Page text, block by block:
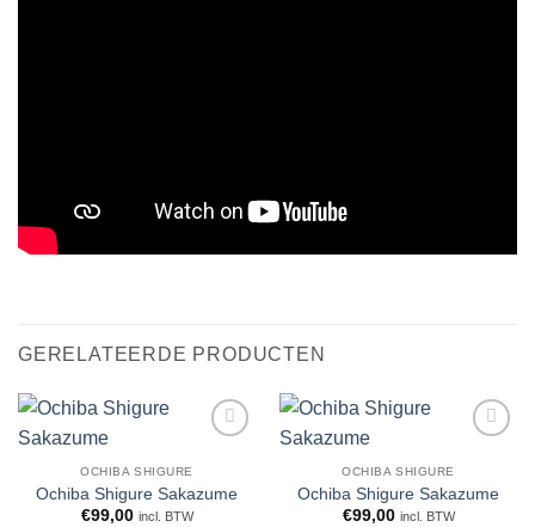
GERELATEERDE PRODUCTEN
OCHIBA SHIGURE
Ochiba Shigure Sakazume
€99,00 incl. BTW
OCHIBA SHIGURE
Ochiba Shigure Sakazume
€99,00 incl. BTW